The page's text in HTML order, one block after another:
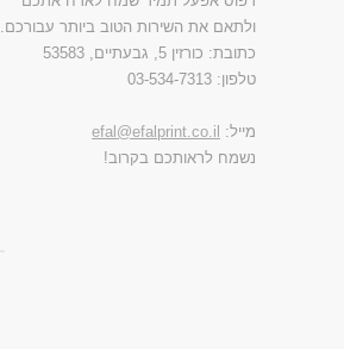
ולתאם את השירות הטוב ביותר עבורכם.
כתובת: כורזין 5, גבעתיים, 53583
טלפון: 03-534-7313
מייל: efal@efalprint.co.il
נשמח לראותכם בקרוב!